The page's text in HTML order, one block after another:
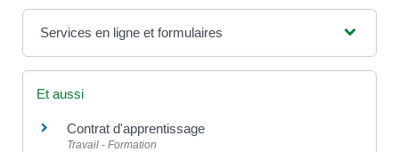
Services en ligne et formulaires
Et aussi
Contrat d'apprentissage
Travail - Formation